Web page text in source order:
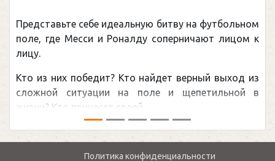
Представьте себе идеальную битву на футбольном
поле, где Месси и Роналду соперничают лицом к
лицу.
Кто из них победит? Кто найдет верный выход из
сложной ситуации на поле и щепетильной в
жизни? Кто принесет своей ...
Политика конфиденциальности